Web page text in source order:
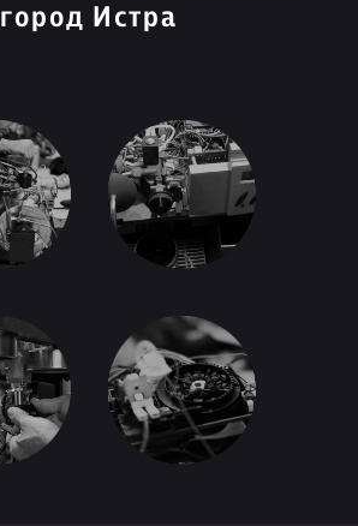
город Истра